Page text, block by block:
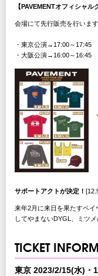
【PAVEMENTオフィシャル
会場にて先行販売を行います
・東京公演→17:00～17:45
・大阪公演→16:00～16:45
サポートアクトが決定！
来年2月に来日を果たすペ
してやまないDYGL、ミツメ
TICKET
東京 2023/2/15(水)・